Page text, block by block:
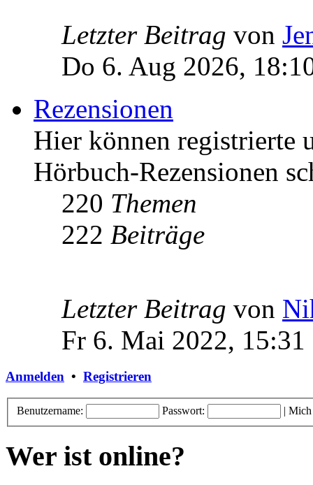
Letzter Beitrag von
Do 6. Aug 2026,
Rezensionen
Hier können registrierte
Hörbuch-Rezensionen
220 Themen
222 Beiträge
Letzter Beitrag von
Fr 6. Mai 2022, 15:31
Anmelden • Registrieren
Benutzername: Passwort: | Mich
Wer ist online?